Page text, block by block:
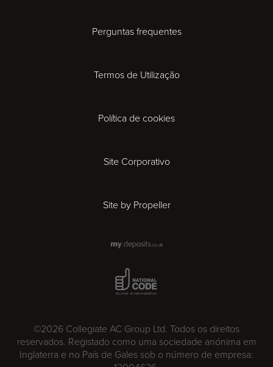
Gloucester
Ipswich
London
Milan
Perguntas frequentes
Termos de Utilização
Política de cookies
Site Corporativo
Site by Propeller
©2026 Collegiate AC Group Ltd. Todos os direitos
reservados. Registado como uma sociedade anónima em
Inglaterra e no País de Gales sob o número de empresa:
National Code Award